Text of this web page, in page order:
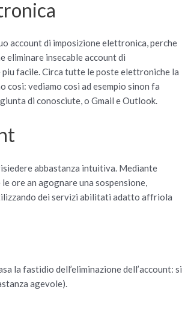
account di imposizione elettronica, perche
eliminare insecable account di
facile. Circa tutte le poste elettroniche la
cosi: vediamo cosi ad esempio sinon fa
di conosciute, o Gmail e Outlook.
abbastanza intuitiva. Mediante
ore an agognare una sospensione,
dei servizi abilitati adatto affriola
la fastidio dell’eliminazione dell’account: si
agevole).